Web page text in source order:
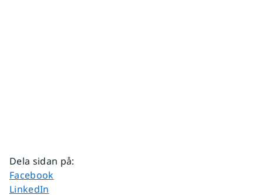
Dela sidan på:
Dela sidan på
Facebook
Dela sidan på
LinkedIn